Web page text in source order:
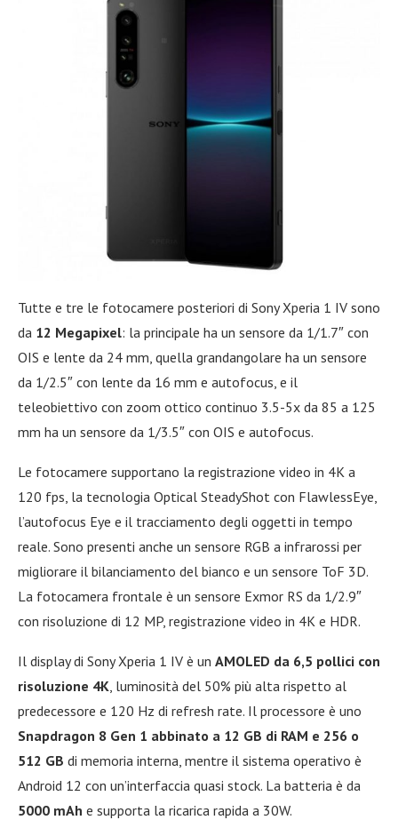
Tutte e tre le fotocamere posteriori di Sony Xperia 1 IV sono
da 12 Megapixel: la principale ha un sensore da 1/1.7″ con
OIS e lente da 24 mm, quella grandangolare ha un sensore
da 1/2.5″ con lente da 16 mm e autofocus, e il
teleobiettivo con zoom ottico continuo 3.5-5x da 85 a 125
mm ha un sensore da 1/3.5″ con OIS e autofocus.
Le fotocamere supportano la registrazione video in 4K a
120 fps, la tecnologia Optical SteadyShot con FlawlessEye,
l’autofocus Eye e il tracciamento degli oggetti in tempo
reale. Sono presenti anche un sensore RGB a infrarossi per
migliorare il bilanciamento del bianco e un sensore ToF 3D.
La fotocamera frontale è un sensore Exmor RS da 1/2.9″
con risoluzione di 12 MP, registrazione video in 4K e HDR.
Il display di Sony Xperia 1 IV è un AMOLED da 6,5 pollici con
risoluzione 4K , luminosità del 50% più alta rispetto al
predecessore e 120 Hz di refresh rate. Il processore è uno
Snapdragon 8 Gen 1 abbinato a 12 GB di RAM e 256 o
512 GB di memoria interna, mentre il sistema operativo è
Android 12 con un’interfaccia quasi stock. La batteria è da
5000 mAh e supporta la ricarica rapida a 30W.